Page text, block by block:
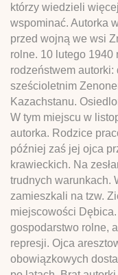
którzy wiedzieli
wspominać. Autorka
przed wojną we wsi
rolne. 10 lutego 1940
rodzeństwem
sześcioletnim
Kazachstanu.
W tym miejscu w
autorka. Rodzice
później zaś jej ojca
krawieckich. Na
trudnych warunkach.
zamieszkali na tzw.
miejscowości
gospodarstwo rolne,
represji. Ojca
obowiązkowych